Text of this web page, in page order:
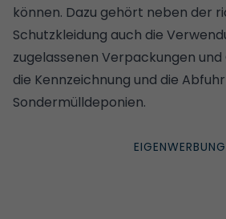
können. Dazu gehört neben der
Schutzkleidung auch die
zugelassenen Verpackungen
die Kennzeichnung und die
Sondermülldeponien.